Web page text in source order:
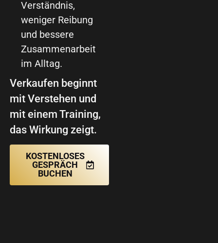
Verständnis,
weniger Reibung
und bessere
Zusammenarbeit
im Alltag.
Verkaufen beginnt
mit Verstehen und
mit einem Training,
das Wirkung zeigt.
KOSTENLOSES
GESPRÄCH
BUCHEN